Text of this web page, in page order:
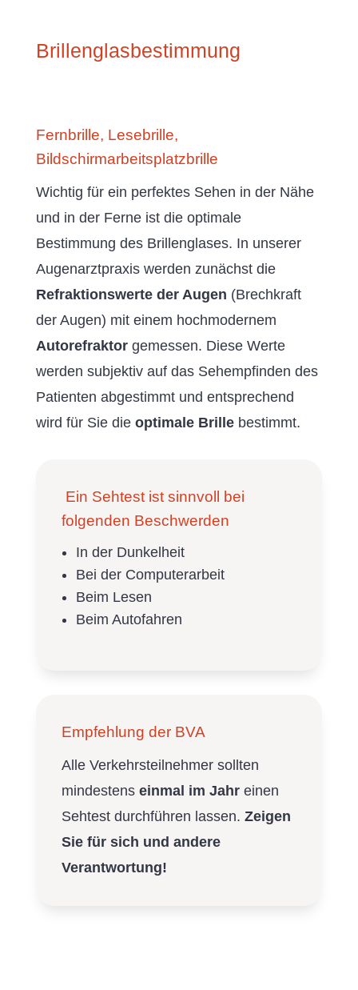
Brillenglasbestimmung
Fernbrille, Lesebrille,
Bildschirmarbeitsplatzbrille
Wichtig für ein perfektes Sehen in der Nähe
und in der Ferne ist die optimale
Bestimmung des Brillenglases. In unserer
Augenarztpraxis werden zunächst die
Refraktionswerte der Augen (Brechkraft
der Augen) mit einem hochmodernem
Autorefraktorgemessen. Diese Werte
werden subjektiv auf das Sehempfinden des
Patienten abgestimmt und entsprechend
wird für Sie die optimale Brillebestimmt.
Ein Sehtest ist sinnvoll bei
folgenden Beschwerden
In der Dunkelheit
Bei der Computerarbeit
Beim Lesen
Beim Autofahren
Empfehlung der BVA
Alle Verkehrsteilnehmer sollten
mindestens einmal im Jahreinen
Sehtest durchführen lassen. Zeigen
Sie für sich und andere
Verantwortung!